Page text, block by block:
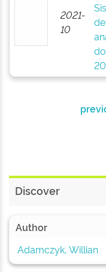
2021-
10
Discover
Author
Adamczyk, Willian